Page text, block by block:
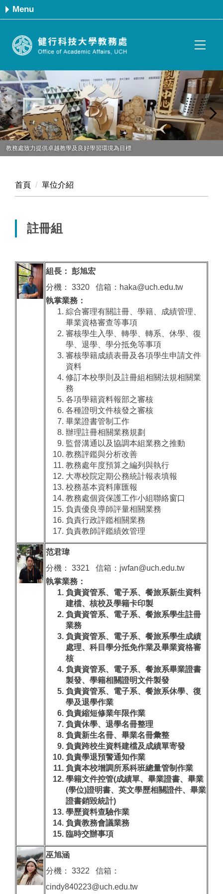
跳
到
要
區
Menu
教務處致力提供卓越教學及良好學習環境為目標
首頁 單位介紹
註冊組
組長： 彭旭宏
分機： 3320 信箱：haka@uch.edu.tw
執掌業務：
綜合審理有關註冊、學籍、成績管理、
畢業資格審查等事項
審核學生入學、轉學、轉系、休學、復
學、退學、學分抵免等事項
審核學籍成績表冊及各項學生申請文件
資料
修訂本校學則及註冊組相關法規相關業
務
各項學籍資料報部之審核
各種證明文件核發之審核
畢業證書管制工作
辦理註冊相關業務規劃
監督溝通以及協調本組業務之推動
教務評鑑與分析改善
教務處年度預算之編列與執行
大專校院定期公務統計報表填報
校務基本資料庫匯報
教務處個資保護工作小組聯絡窗口
負責優良導師評量相關業務
負責行政評鑑相關業務
負責教師評鑑績效管理
范君瑋
分機： 3321 信箱：jwfan@uch.edu.tw
執掌業務：
負責資管系、電子系、餐旅系新生資料
建檔、核校及學籍卡印製
負責資管系、電子系、餐旅系學生註冊
業務
負責資管系、電子系、餐旅系學生成績
處理、科目學分抵免作業及畢業資格審
核
負責資管系、電子系、餐旅系畢業證書
製發、學籍相關證明文件製發
負責資管系、電子系、餐旅系休學、復
學及退學作業
負責縮短修業年限作業
負責休學、退學名冊整理
負責新生名冊、畢業名冊彙整
負責跨校生資料建檔及成績單寄發
負責學退預警通知作業
負責本校增調所系科班總量管制作業
學籍文件控管(成績單、畢業證書、畢業
(學位)證明書、英文學歷相關證件、畢業
證書銷毀統計)
學歷資料查驗作業
負責教務會議業務
臨時交辦事項
巫旭涵
分機： 3322 信箱：
cindy840223@uch.edu.tw